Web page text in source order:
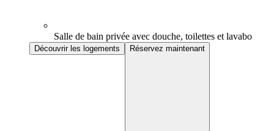
Salle de bain privée avec douche, toilettes et lavabo
Découvrir les logements Réservez maintenant